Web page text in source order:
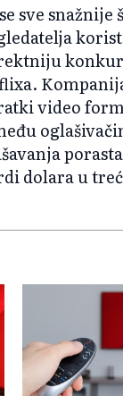
sve
video
dolara u